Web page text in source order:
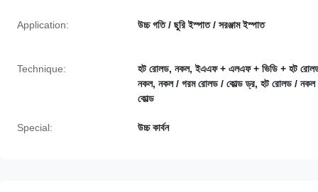
Application: উচ্চ গতি / ছুরি ইস্পাত / সরঞ্জাম ইস্পাত
Technique:
হট রোলড, নকল, ইএএফ + এলএফ + ভিডি + হট
নকল, নকল / গরম রোলড / কোল্ড ড্র, হট রোলড / নকল
কোল্ড
Special: উচ্চ কার্বন